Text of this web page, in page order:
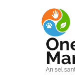
An sel